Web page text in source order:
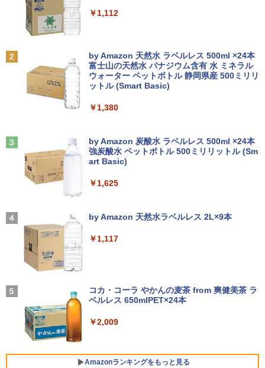
￥13,900
＼8月限定エントリーでP10倍／【中古】
ノートパソコン windows11 office付き
Lenovo レノボ ThinkPad L390 20NSS2
5A00 Core i5 8世代 メモリー8GB 高速S
パソコン すぐ使える オフィス付きPC 送
￥22,770
ノートパソコン Surface Pro 5 高性能第
2.3型 2K液晶(2560x1440) Wi-Fi Mini-D
P Bluetooth SurfaceConnect USB3.0
￥24,890
MS Office 2024 H&B 搭載｜中古ノート
パソコン Windows11 Office付｜Dynab
リ 8GB SSD 256GB 15.6型 WEBカメラ
テンキー HDMI 無線 Wi-Fi 整備済み 新品
￥10,000
【マラソンセール期間中ポイント5倍】中
古デスクトップパソコン 第8世代 Core i5
Windows11 高速SSD128GB メモリ8GB
Type-C DisplayPort Lenovo ThinkStat
証 送料無料
ャンス】GMKtec ミニpc G3S【Intel N9
最大3.4GHz WIFI5 BT5.0 小型 M.2 2242
ミニパソコン 2画面 超静音 超軽量 高性
能 みにpc nucbox 省エネ 小型 コンパク
ト
500T メモリ16GB SSD256GB Windows
11Pro 省スペース 小型 デスクトップPC
￥8,490
Dell モニター 19インチ P1917S IPSパネ
ル 1280x1024 スクエア HDMI USBハブ
高さ調整 中古ディスプレイ
【楽天1位!1,600円OFFクーポン 8/4 20:
00-8/11 01:59】Xiaomi Monitor A24i 20
26 ディスプレイ 1080P 23.8インチ 144
万色 300nits ΔE＜1 低ブルーライト 大
P1.4 sRGB128％ IPS Adaptive-Sync ブ
ルーライトカット 非光沢 フリッカーフリ
ゼン
￥3,520
Aランクパーティを離脱した俺は、元教
￥792
【共和国編】 02 【電子書籍】[ 三
嶋 与夢 ]
￥924
Anker Soundcore P31i ブラック
￥5,990
ンク
￥-
レスイヤホン bluetooth イヤホン V12 小型
軽量 ブルートゥースHi-Fi 最大36時間再生 ぶ
るーとゅーす コードレス ENCノイズキャン
セリング 自動ペアリング Type-C充電 マイク
￥1,964
Xiaomi シャオミ REDMI Buds 8 Lite ワイヤ
￥2,980
￥250
BRUCE WAYNE feat. Flo Milli, ATL Jacob
[Explicit]
￥250
￥250
￥250
￥1,112
by Amazon 天然水 ラベルレス 500ml ×24本
富士山の天然水 バナジウム含有 水 ミネラル
ウォーター ペットボトル 静岡県産 500ミリリ
ットル (Smart Basic)
￥1,380
by Amazon 炭酸水 ラベルレス 500ml ×24本
強炭酸水 ペットボトル 500ミリリットル (Sm
art Basic)
￥1,625
by Amazon 天然水ラベルレス 2L×9本
￥1,117
コカ・コーラ やかんの麦茶 from 爽健美茶 ラ
ベルレス 650mlPET×24本
￥2,009
Amazonランキングをもっと見る